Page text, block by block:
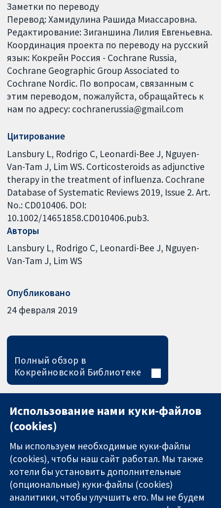
Заметки по переводу
Перевод: Хамидулина Рашида Миассаровна.
Редактирование: Зиганшина Лилия Евгеньевна.
Координация проекта по переводу на русский
язык: Кокрейн Россия - Cochrane Russia,
Cochrane Geographic Group Associated to
Cochrane Nordic. По вопросам, связанным с
этим переводом, пожалуйста, обращайтесь к
нам по адресу: cochranerussia@gmail.com
Цитирование
Lansbury L, Rodrigo C, Leonardi-Bee J, Nguyen-
Van-Tam J, Lim WS. Corticosteroids as adjunctive
therapy in the treatment of influenza. Cochrane
Database of Systematic Reviews 2019, Issue 2. Art.
No.: CD010406. DOI:
10.1002/14651858.CD010406.pub3.
Авторы
Lansbury L Rodrigo C Leonardi-Bee J Nguyen-
Van-Tam J Lim WS
Опубликовано
24 февраля 2019
Полный обзор в
Кокрейновской Библиотеке
11-13 Cavendish Связаться с
Использование нами куки-файлов
(cookies)
Мы используем необходимые куки-файлы
(cookies), чтобы наш сайт работал. Мы также
хотели бы установить дополнительные
(опциональные) куки-файлы (cookies)
аналитики, чтобы улучшить его. Мы не будем